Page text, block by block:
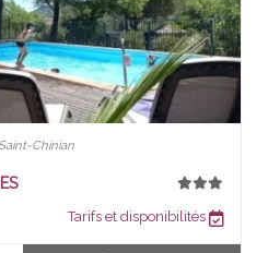
Chinian
Tarifs et disponibilités